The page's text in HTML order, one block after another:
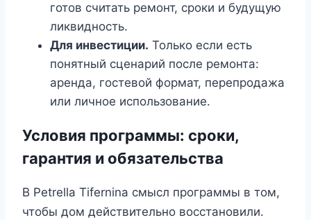
готов считать ремонт, сроки и будущую
ликвидность.
Для инвестиции. Только если есть
понятный сценарий после ремонта:
аренда, гостевой формат, перепродажа
или личное использование.
Условия программы: сроки,
гарантия и обязательства
В Petrella Tifernina смысл программы в том,
чтобы дом действительно восстановили.